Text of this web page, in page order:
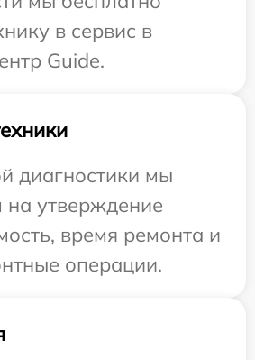
в сервис в
Guide.
диагностики мы
на утверждение
время ремонта и
операции.